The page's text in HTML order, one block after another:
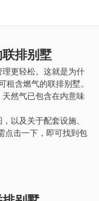
排别墅
更轻松。这就是为什
租含燃气的联排别墅。
然气已包含在内意味
以及关于配套设施、
点击一下，即可找到包